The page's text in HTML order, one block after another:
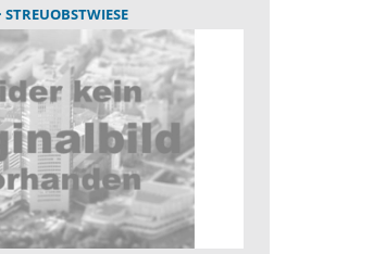
STREUOBSTWIESE